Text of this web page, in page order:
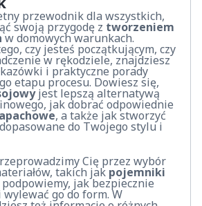
przewodnik dla wszystkich,
swoją przygodę z tworzeniem
w domowych warunkach.
czy jesteś początkującym, czy
w rękodziele, znajdziesz
i praktyczne porady
etapu procesu. Dowiesz się,
jest lepszą alternatywą
jak dobrać odpowiednie
, a także jak stworzyć
do Twojego stylu i
Cię przez wybór
takich jak pojemniki
podpowiemy, jak bezpiecznie
go do form. W